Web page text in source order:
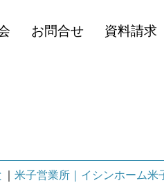
お問合せ 資料請求
米子営業所｜イシンホーム米